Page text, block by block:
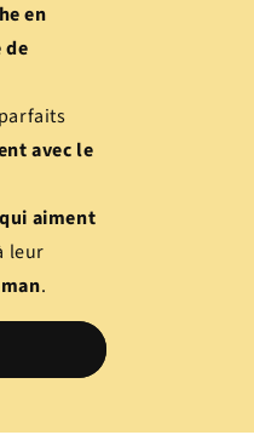
en
de
avec le
aiment
leur
.